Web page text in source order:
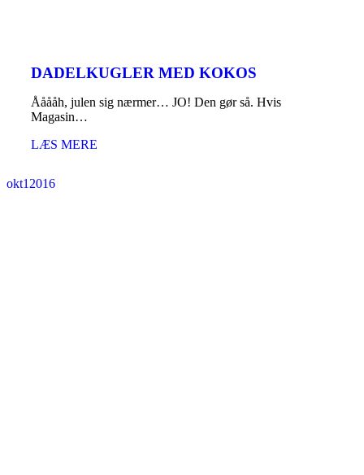
DADELKUGLER MED KOKOS
Ååååh, julen sig nærmer… JO! Den gør så. Hvis
Magasin…
LÆS MERE
okt1 2016